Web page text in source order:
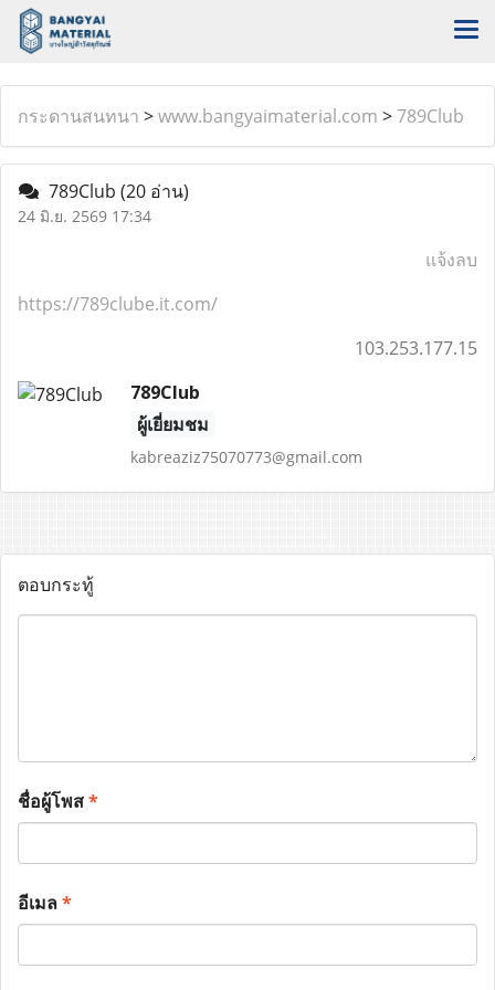
กระดานสนทนา >www.bangyaimaterial.com >789Club
789Club (20 อ่าน)
24 มิ.ย. 2569 17:34
แจ้งลบ
https://789clube.it.com/
103.253.177.15
789Club
ผู้เยี่ยมชม
kabreaziz75070773@gmail.com
ตอบกระทู้
ชื่อผู้โพส*
อีเมล*